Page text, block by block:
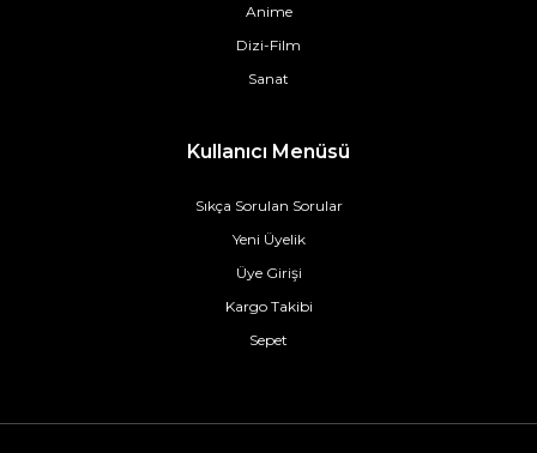
Anime
Dizi-Film
Sanat
Kullanıcı Menüsü
Sıkça Sorulan Sorular
Yeni Üyelik
Üye Girişi
Kargo Takibi
Sepet